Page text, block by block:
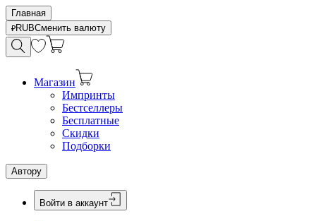
Главная
RUBСменить валюту
Магазин
Импринты
Бестселлеры
Бесплатные
Скидки
Подборки
Автору
Войти в аккаунт